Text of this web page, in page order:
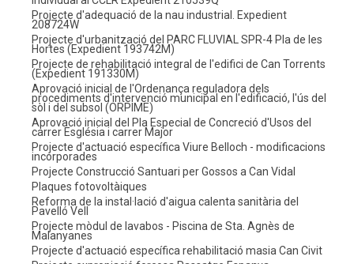
Projecte d'adequació de la nau industrial. Expedient
208724W
Projecte d'urbanització del PARC FLUVIAL SPR-4 Pla de les
Hortes (Expedient 193742M)
Projecte de rehabilitació integral de l'edifici de Can Torrents
(Expedient 191330M)
Aprovació inicial de l'Ordenança reguladora dels
procediments d'intervenció municipal en l'edificació, l'ús del
sòl i del subsol (ORPIME)
Aprovació inicial del Pla Especial de Concreció d'Usos del
carrer Església i carrer Major
Projecte d'actuació específica Viure Belloch - modificacions
incorporades
Projecte Construcció Santuari per Gossos a Can Vidal
Plaques fotovoltàiques
Reforma de la instal·lació d'aigua calenta sanitària del
Pavelló Vell
Projecte mòdul de lavabos - Piscina de Sta. Agnès de
Malanyanes
Projecte d'actuació específica rehabilitació masia Can Civit